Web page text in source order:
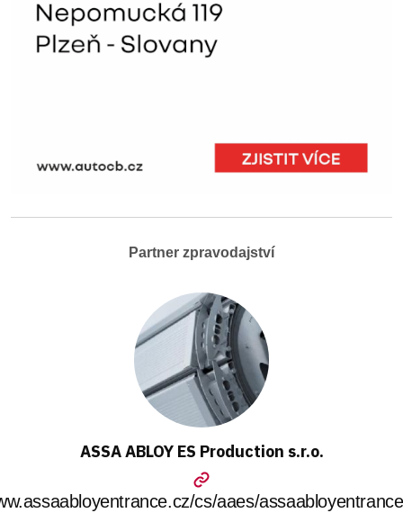
Partner zpravodajství
ASSA ABLOY ES Production s.r.o.
cs/aaes/